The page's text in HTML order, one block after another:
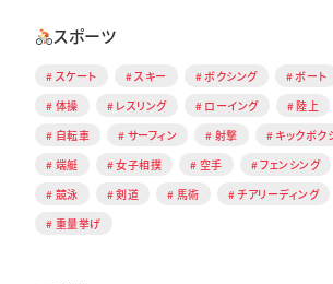
スポーツ
スケート スキー ボクシング ボート
体操
レスリング ローイング 陸上
自転車
サーフィン 射撃 キックボク
端艇
女子相撲 空手 フェンシング
競泳
剣道 馬術 チアリーディング
重量挙げ